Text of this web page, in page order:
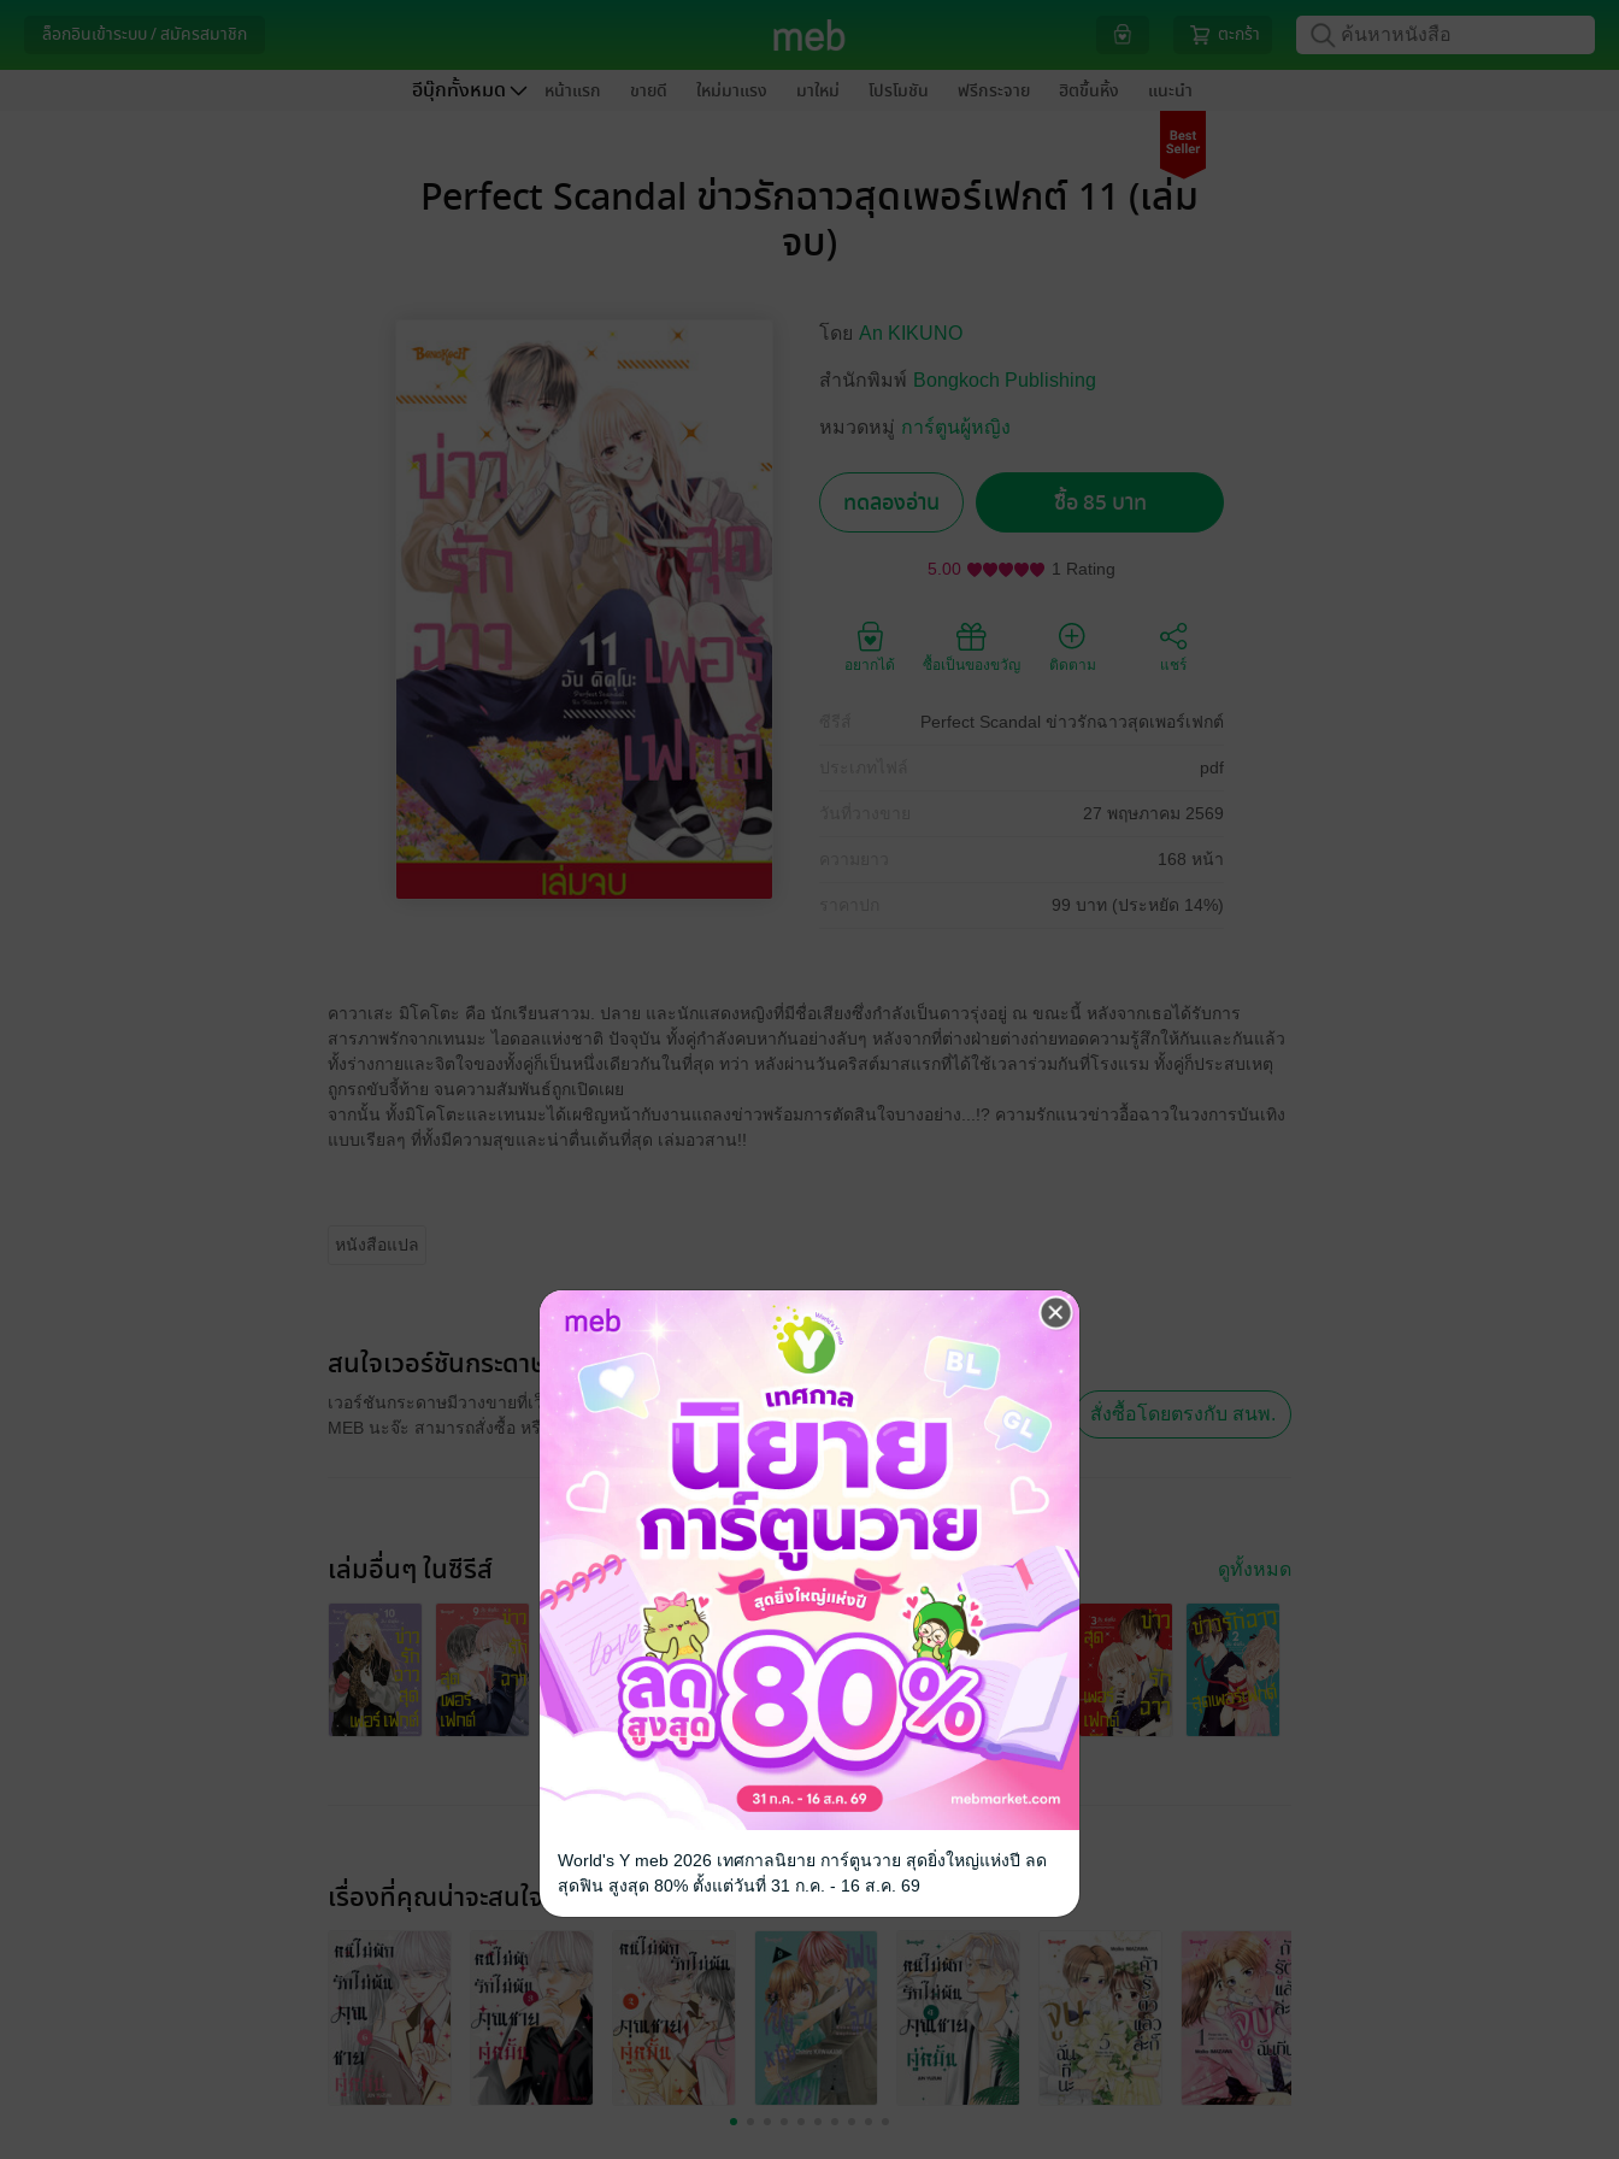
ล็อกอินเข้าระบบ / สมัครสมาชิก ตะกร้า
อีบุ๊กทั้งหมด หน้าแรก ขายดี ใหม่มาแรง มาใหม่ โปรโมชัน ฟรีกระจาย ฮิตขึ้นหิ้ง แนะนำ
Perfect Scandal ข่าวรักฉาวสุดเพอร์เฟกต์ 11 (เล่ม
จบ)
โดย An KIKUNO
สำนักพิมพ์ Bongkoch Publishing
หมวดหมู่ การ์ตูนผู้หญิง
ทดลองอ่าน ซื้อ 85 บาท
5.00 1 Rating
อยากได้ ซื้อเป็นของขวัญ ติดตาม แชร์
Perfect Scandal ข่าวรักฉาวสุดเพอร์เฟกต์
pdf
27 พฤษภาคม 2569
168 หน้า
99 บาท (ประหยัด 14%)
คาวาเสะ มิโคโตะ คือ นักเรียนสาวม. ปลาย และนักแสดงหญิงที่มีชื่อเสียงซึ่งกำลังเป็นดาวรุ่งอยู่ ณ ขณะนี้ หลังจากเธอได้รับการ
สารภาพรักจากเทนมะ ไอดอลแห่งชาติ ปัจจุบัน ทั้งคู่กำลังคบหากันอย่างลับๆ หลังจากที่ต่างฝ่ายต่างถ่ายทอดความรู้สึกให้กันและกันแล้ว
ทั้งร่างกายและจิตใจของทั้งคู่ก็เป็นหนึ่งเดียวกันในที่สุด ทว่า หลังผ่านวันคริสต์มาสแรกที่ได้ใช้เวลาร่วมกันที่โรงแรม ทั้งคู่ก็ประสบเหตุ
ถูกรถขับจี้ท้าย จนความสัมพันธ์ถูกเปิดเผย
จากนั้น ทั้งมิโคโตะและเทนมะได้เผชิญหน้ากับงานแถลงข่าวพร้อมการตัดสินใจบางอย่าง...!? ความรักแนวข่าวอื้อฉาวในวงการบันเทิง
แบบเรียลๆ ที่ทั้งมีความสุขและน่าตื่นเต้นที่สุด เล่มอวสาน!!
หนังสือแปล
สนใจเวอร์ชันกระดาษ เชิญทางนี้!
เวอร์ชันกระดาษมีวางขายที่เว็บไซต์สำนักพิมพ์ จะไม่มีขายโดย
MEB นะจ๊ะ สามารถสั่งซื้อ หรือติดต่อคนขายโดยตรงเลยจ้ะ
สั่งซื้อโดยตรงกับ สนพ.
เล่มอื่นๆ ในซีรีส์ ดูทั้งหมด
เรื่องที่คุณน่าจะสนใจ
World's Y meb 2026 เทศกาลนิยาย การ์ตูนวาย สุดยิ่งใหญ่แห่งปี ลด
สุดฟิน สูงสุด 80% ตั้งแต่วันที่ 31 ก.ค. - 16 ส.ค. 69